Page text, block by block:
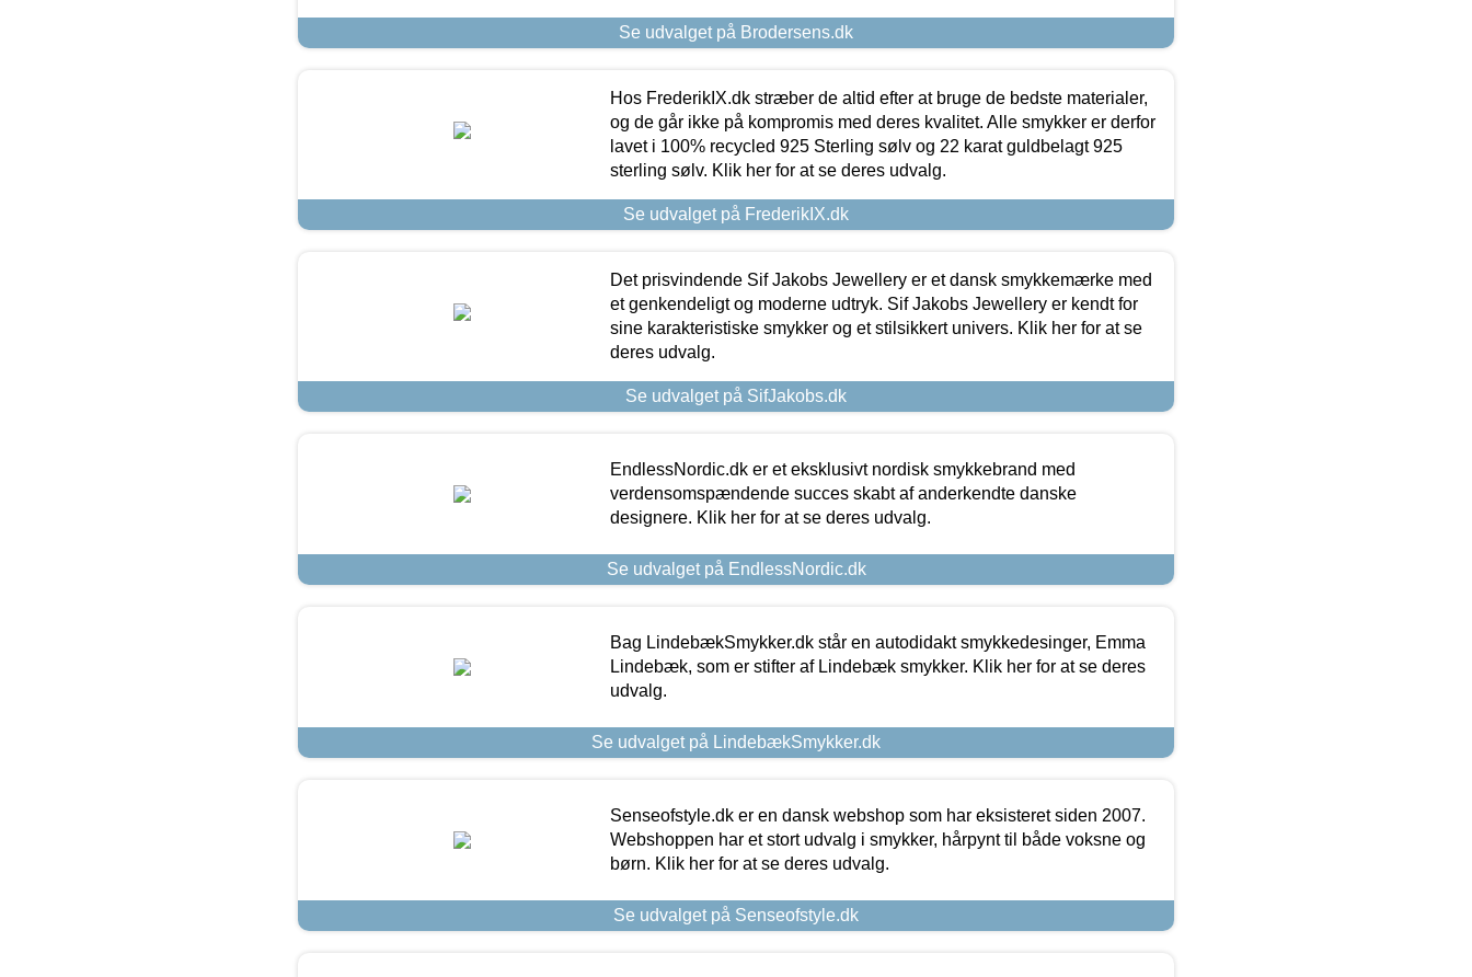
Se udvalget på Brodersens.dk
Hos FrederikIX.dk stræber de altid efter at bruge de bedste materialer,
og de går ikke på kompromis med deres kvalitet. Alle smykker er derfor
lavet i 100% recycled 925 Sterling sølv og 22 karat guldbelagt 925
sterling sølv. Klik her for at se deres udvalg.
Se udvalget på FrederikIX.dk
Det prisvindende Sif Jakobs Jewellery er et dansk smykkemærke med
et genkendeligt og moderne udtryk. Sif Jakobs Jewellery er kendt for
sine karakteristiske smykker og et stilsikkert univers. Klik her for at se
deres udvalg.
Se udvalget på SifJakobs.dk
EndlessNordic.dk er et eksklusivt nordisk smykkebrand med
verdensomspændende succes skabt af anderkendte danske
designere. Klik her for at se deres udvalg.
Se udvalget på EndlessNordic.dk
Bag LindebækSmykker.dk står en autodidakt smykkedesinger, Emma
Lindebæk, som er stifter af Lindebæk smykker. Klik her for at se deres
udvalg.
Se udvalget på LindebækSmykker.dk
Senseofstyle.dk er en dansk webshop som har eksisteret siden 2007.
Webshoppen har et stort udvalg i smykker, hårpynt til både voksne og
børn. Klik her for at se deres udvalg.
Se udvalget på Senseofstyle.dk